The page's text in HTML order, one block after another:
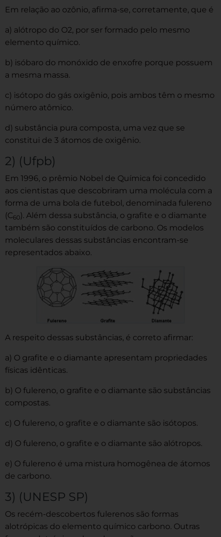
Em relação ao ozônio, afirma-se, corretamente, que é
a) alótropo do O2, por ser formado pelo mesmo
elemento químico.
b) isóbaro do monóxido de enxofre porque possuem
a mesma massa.
c) isótopo do gás oxigênio, pois ambos têm o mesmo
número atômico.
d) substância pura composta, uma vez que se
constitui de 3 átomos de oxigênio.
2) (Ufpb)
Em 1996, o prêmio Nobel de Química foi concedido
aos cientistas que descobriram uma molécula com a
forma de uma bola de futebol, denominada fulereno
(C60). Além dessa substância, o grafite e o diamante
também são constituídos de carbono. Os modelos
moleculares dessas substâncias encontram-se
representados abaixo.
A respeito dessas substâncias, é correto afirmar:
a) O grafite e o diamante apresentam propriedades
físicas idênticas.
b) O fulereno, o grafite e o diamante são substâncias
compostas.
c) O fulereno, o grafite e o diamante são isótopos.
d) O fulereno, o grafite e o diamante são alótropos.
e) O fulereno é uma mistura homogênea de átomos
de carbono.
3) (UNESP SP)
Os recém-descobertos fulerenos são formas
alotrópicas do elemento químico carbono. Outras